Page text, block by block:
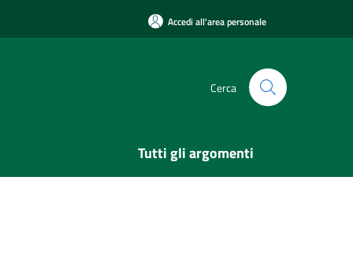
Accedi all'area personale
Cerca
Tutti gli argomenti